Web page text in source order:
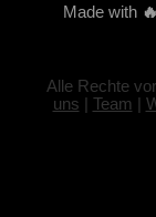
Made with 🔥
Alle Rechte
uns | Team |